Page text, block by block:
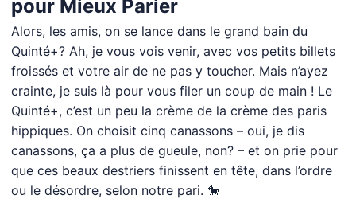
pour Mieux Parier
Alors, les amis, on se lance dans le grand bain du
Quinté+? Ah, je vous vois venir, avec vos petits billets
froissés et votre air de ne pas y toucher. Mais n’ayez
crainte, je suis là pour vous filer un coup de main ! Le
Quinté+, c’est un peu la crème de la crème des paris
hippiques. On choisit cinq canassons – oui, je dis
canassons, ça a plus de gueule, non? – et on prie pour
que ces beaux destriers finissent en tête, dans l’ordre
ou le désordre, selon notre pari. 🐎